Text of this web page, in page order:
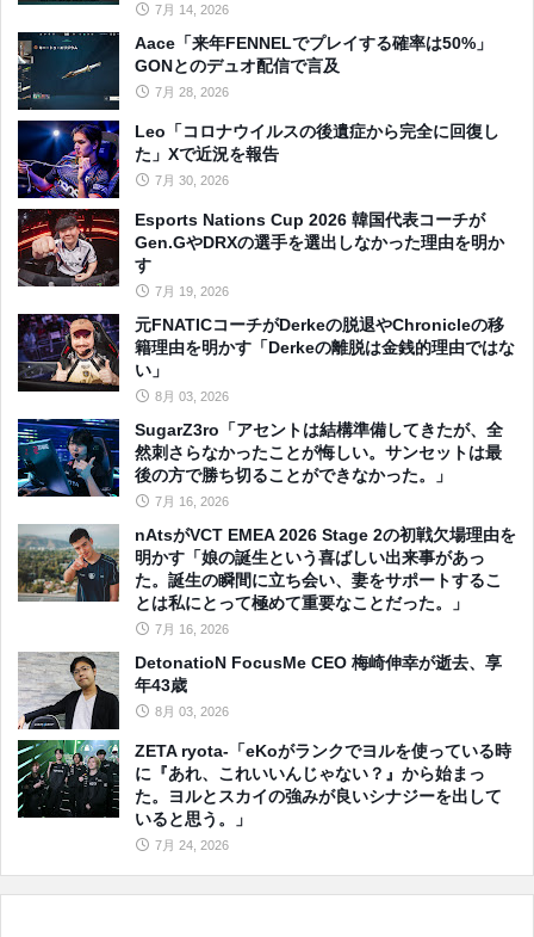
7月 14, 2026
Aace「来年FENNELでプレイする確率は50%」
GONとのデュオ配信で言及
7月 28, 2026
Leo「コロナウイルスの後遺症から完全に回復し
た」Xで近況を報告
7月 30, 2026
Esports Nations Cup 2026 韓国代表コーチが
Gen.GやDRXの選手を選出しなかった理由を明か
す
7月 19, 2026
元FNATICコーチがDerkeの脱退やChronicleの移
籍理由を明かす「Derkeの離脱は金銭的理由ではな
い」
8月 03, 2026
SugarZ3ro「アセントは結構準備してきたが、全
然刺さらなかったことが悔しい。サンセットは最
後の方で勝ち切ることができなかった。」
7月 16, 2026
nAtsがVCT EMEA 2026 Stage 2の初戦欠場理由を
明かす「娘の誕生という喜ばしい出来事があっ
た。誕生の瞬間に立ち会い、妻をサポートするこ
とは私にとって極めて重要なことだった。」
7月 16, 2026
DetonatioN FocusMe CEO 梅崎伸幸が逝去、享
年43歳
8月 03, 2026
ZETA ryota-「eKoがランクでヨルを使っている時
に『あれ、これいいんじゃない？』から始まっ
た。ヨルとスカイの強みが良いシナジーを出して
いると思う。」
7月 24, 2026